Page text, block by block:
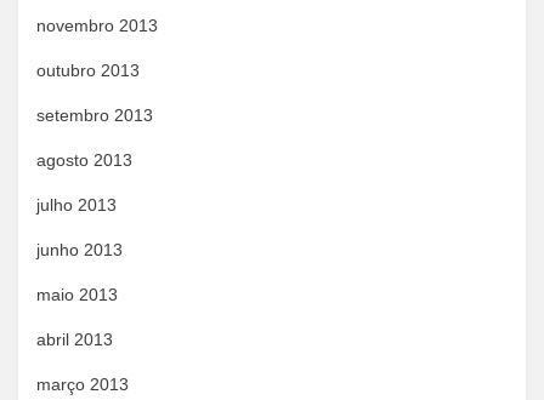
novembro 2013
outubro 2013
setembro 2013
agosto 2013
julho 2013
junho 2013
maio 2013
abril 2013
março 2013